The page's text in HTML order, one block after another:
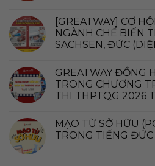
[GREATWAY] CƠ
NGÀNH CHẾ BIẾN
SACHSEN, ĐỨC
GREATWAY ĐỒNG
TRONG CHƯƠNG
THI THPTQG 2026
MẠO TỪ SỞ HỮU
TRONG TIẾNG ĐỨC